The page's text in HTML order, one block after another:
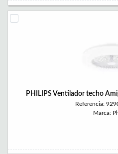
PHILIPS Ventilador techo
Referencia:
Marca: